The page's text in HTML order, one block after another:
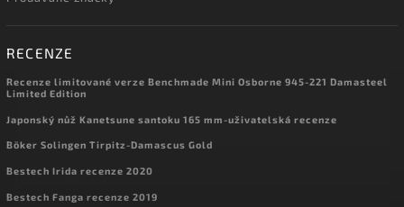
RECENZE
Recenze limitované verze Benchmade Mini Osborne 945-221 Damasteel
Limited Edition
Japonský nůž Kanetsune santoku 165 mm-uživatelská recenze
Böker Solingen Tirpitz-Damascus Gold
Bestech Irida recenze 2020
Bestech Fanga recenze 2019